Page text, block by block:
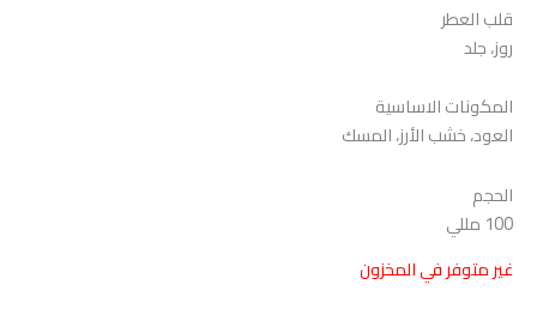
قلب العطر
روز، جلد
المكونات الاساسية
العود، خشب الأرز، المسك
الحجم
100 مللي
غير متوفر في المخزون